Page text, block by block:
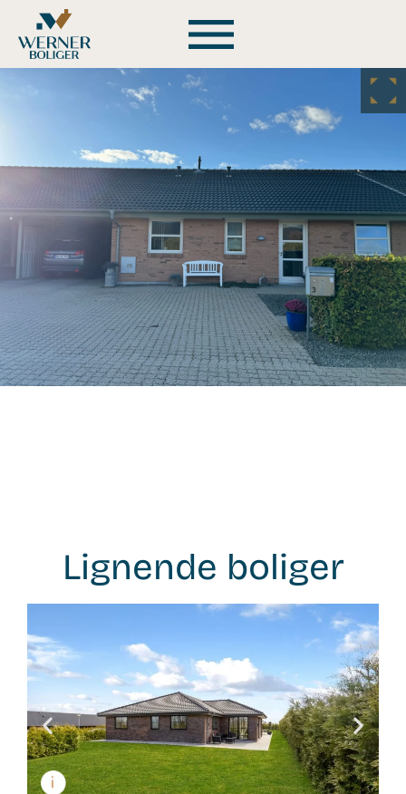
Lignende boliger
25246